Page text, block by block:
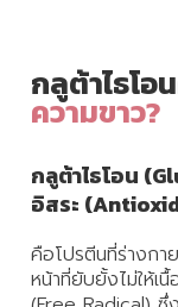
กลูต้าไธโอ
ความขาว?
กลูต้าไธโอน
อิสระ
คือโปรตีนที่ร่างกา
หน้าที่ยับยั้งไม่ให้เ